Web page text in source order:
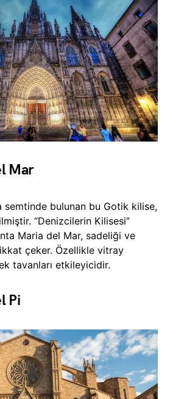
Mar
semtinde bulunan bu Gotik kilise,
“Denizcilerin Kilisesi”
Maria del Mar, sadeliği ve
çeker. Özellikle vitray
tavanları etkileyicidir.
Pi